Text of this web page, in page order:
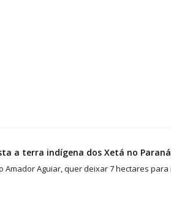
a terra indígena dos Xetá no Paraná
Aguiar, quer deixar 7 hectares